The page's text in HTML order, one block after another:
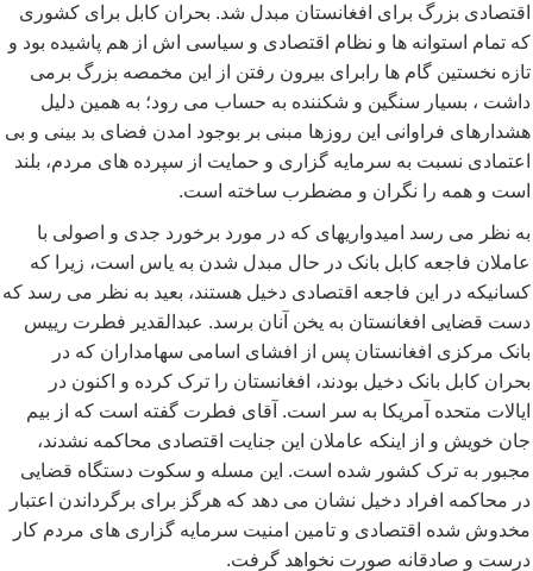
اقتصادی بزرگ برای افغانستان مبدل شد. بحران کابل برای کشوری
که تمام استوانه ها و نظام اقتصادی و سیاسی اش از هم پاشیده بود و
تازه نخستین گام ها رابرای بیرون رفتن از این مخمصه بزرگ برمی
داشت ، بسیار سنگین و شکننده به حساب می رود؛ به همین دلیل
هشدارهای فراوانی این روزها مبنی بر بوجود امدن فضای بد بینی و بی
اعتمادی نسبت به سرمایه گزاری و حمایت از سپرده های مردم، بلند
است و همه را نگران و مضطرب ساخته است.
به نظر می رسد امیدواریهای که در مورد برخورد جدی و اصولی با
عاملان فاجعه کابل بانک در حال مبدل شدن به یاس است، زیرا که
کسانیکه در این فاجعه اقتصادی دخیل هستند، بعید به نظر می رسد که
دست قضایی افغانستان به یخن آنان برسد. عبدالقدیر فطرت رییس
بانک مرکزی افغانستان پس از افشای اسامی سهامداران که در
بحران کابل بانک دخیل بودند، افغانستان را ترک کرده و اکنون در
ایالات متحده آمریکا به سر است. آقای فطرت گفته است که از بیم
جان خویش و از اینکه عاملان این جنایت اقتصادی محاکمه نشدند،
مجبور به ترک کشور شده است. این مسله و سکوت دستگاه قضایی
در محاکمه افراد دخیل نشان می دهد که هرگز برای برگرداندن اعتبار
مخدوش شده اقتصادی و تامین امنیت سرمایه گزاری های مردم کار
درست و صادقانه صورت نخواهد گرفت.